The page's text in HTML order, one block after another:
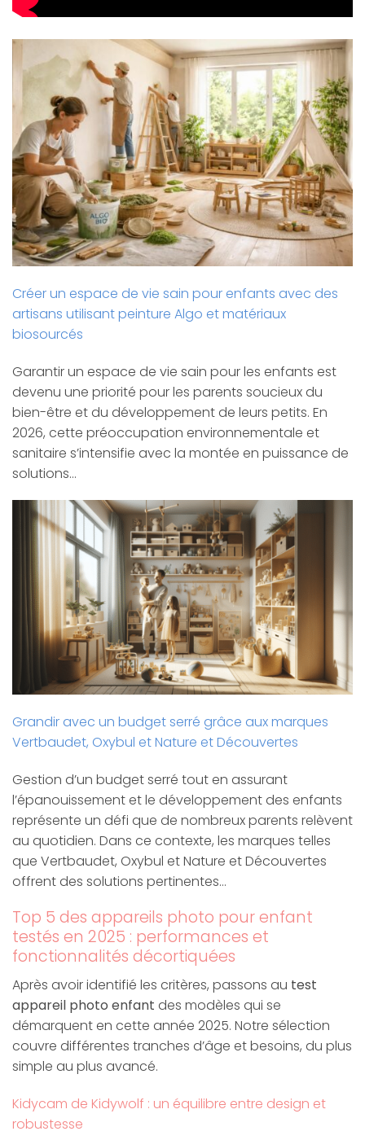
Créer un espace de vie sain pour enfants avec des
artisans utilisant peinture Algo et matériaux
biosourcés
Garantir un espace de vie sain pour les enfants est
devenu une priorité pour les parents soucieux du
bien-être et du développement de leurs petits. En
2026, cette préoccupation environnementale et
sanitaire s’intensifie avec la montée en puissance de
solutions…
Grandir avec un budget serré grâce aux marques
Vertbaudet, Oxybul et Nature et Découvertes
Gestion d’un budget serré tout en assurant
l’épanouissement et le développement des enfants
représente un défi que de nombreux parents relèvent
au quotidien. Dans ce contexte, les marques telles
que Vertbaudet, Oxybul et Nature et Découvertes
offrent des solutions pertinentes…
Top 5 des appareils photo pour enfant
testés en 2025 : performances et
fonctionnalités décortiquées
Après avoir identifié les critères, passons au test
appareil photo enfant des modèles qui se
démarquent en cette année 2025. Notre sélection
couvre différentes tranches d’âge et besoins, du plus
simple au plus avancé.
Kidycam de Kidywolf : un équilibre entre design et
robustesse